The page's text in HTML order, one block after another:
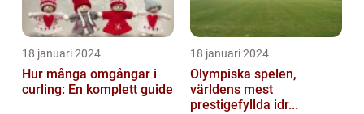
18 januari 2024
Hur många omgångar i
curling: En komplett guide
18 januari 2024
Olympiska spelen,
världens mest
prestigefyllda idr...